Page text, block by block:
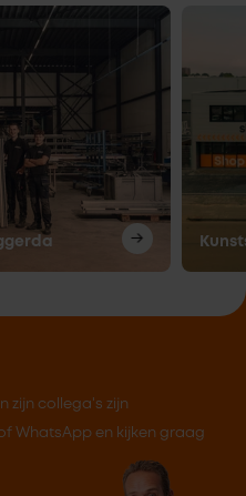
zijn collega's zijn
WhatsApp en kijken graag